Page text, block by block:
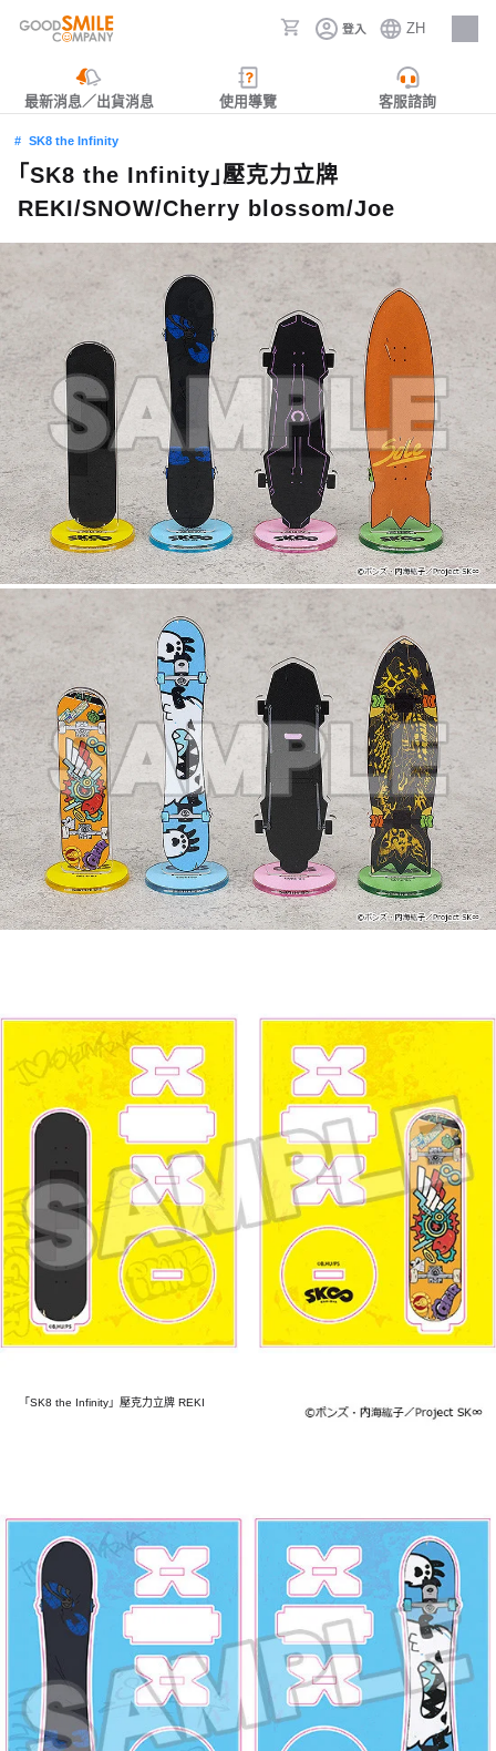
登入 ZH
人才招募
最新消息／出貨消息 使用導覽 客服諮詢
SK8 the Infinity
「SK8 the Infinity」壓克力立牌
REKI/SNOW/Cherry blossom/Joe
「SK8 the Infinity」壓克力立牌 REKI